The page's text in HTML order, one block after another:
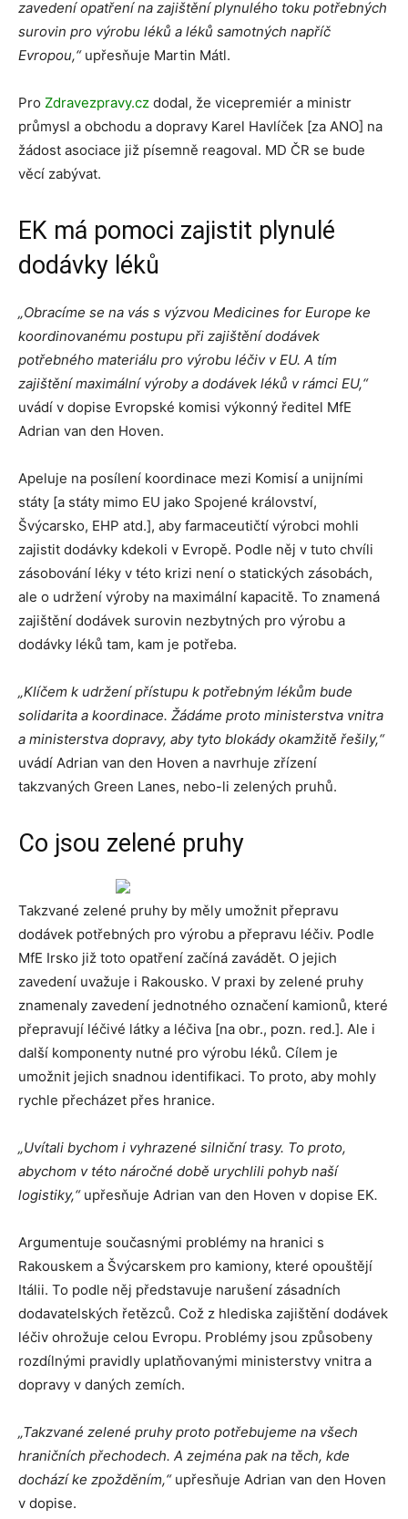
zavedení opatření na zajištění plynulého toku potřebných
surovin pro výrobu léků a léků samotných napříč
Evropou,“ upřesňuje Martin Mátl.
Pro Zdravezpravy.cz dodal, že vicepremiér a ministr
průmysl a obchodu a dopravy Karel Havlíček [za ANO] na
žádost asociace již písemně reagoval. MD ČR se bude
věcí zabývat.
EK má pomoci zajistit plynulé
dodávky léků
„Obracíme se na vás s výzvou Medicines for Europe ke
koordinovanému postupu při zajištění dodávek
potřebného materiálu pro výrobu léčiv v EU. A tím
zajištění maximální výroby a dodávek léků v rámci EU,“
uvádí v dopise Evropské komisi výkonný ředitel MfE
Adrian van den Hoven.
Apeluje na posílení koordinace mezi Komisí a unijními
státy [a státy mimo EU jako Spojené království,
Švýcarsko, EHP atd.], aby farmaceutičtí výrobci mohli
zajistit dodávky kdekoli v Evropě. Podle něj v tuto chvíli
zásobování léky v této krizi není o statických zásobách,
ale o udržení výroby na maximální kapacitě. To znamená
zajištění dodávek surovin nezbytných pro výrobu a
dodávky léků tam, kam je potřeba.
„Klíčem k udržení přístupu k potřebným lékům bude
solidarita a koordinace. Žádáme proto ministerstva vnitra
a ministerstva dopravy, aby tyto blokády okamžitě řešily,“
uvádí Adrian van den Hoven a navrhuje zřízení
takzvaných Green Lanes, nebo-li zelených pruhů.
Co jsou zelené pruhy
Takzvané zelené pruhy by měly umožnit přepravu
dodávek potřebných pro výrobu a přepravu léčiv. Podle
MfE Irsko již toto opatření začíná zavádět. O jejich
zavedení uvažuje i Rakousko. V praxi by zelené pruhy
znamenaly zavedení jednotného označení kamionů, které
přepravují léčivé látky a léčiva [na obr., pozn. red.]. Ale i
další komponenty nutné pro výrobu léků. Cílem je
umožnit jejich snadnou identifikaci. To proto, aby mohly
rychle přecházet přes hranice.
„Uvítali bychom i vyhrazené silniční trasy. To proto,
abychom v této náročné době urychlili pohyb naší
logistiky,“ upřesňuje Adrian van den Hoven v dopise EK.
Argumentuje současnými problémy na hranici s
Rakouskem a Švýcarskem pro kamiony, které opouštějí
Itálii. To podle něj představuje narušení zásadních
dodavatelských řetězců. Což z hlediska zajištění dodávek
léčiv ohrožuje celou Evropu. Problémy jsou způsobeny
rozdílnými pravidly uplatňovanými ministerstvy vnitra a
dopravy v daných zemích.
„Takzvané zelené pruhy proto potřebujeme na všech
hraničních přechodech. A zejména pak na těch, kde
dochází ke zpožděním,“upřesňuje Adrian van den Hoven
v dopise.